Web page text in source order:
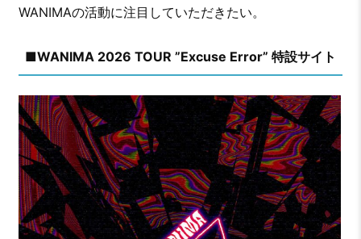
WANIMAの活動に注目していただきたい。
■WANIMA 2026 TOUR ”Excuse Error” 特設サイト